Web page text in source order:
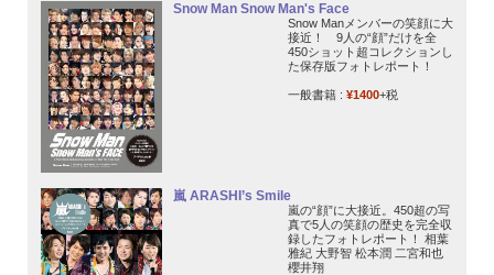
Snow Man Snow Man's Face
Snow Manメンバーの笑顔に大
接近！ 9人の“顔”だけを全
450ショット超コレクションし
た保存版フォトレポート！
一般書籍 : ¥1400+税
嵐 ARASHI’s Smile
嵐の“顔”に大接近。450超の写
真で5人の笑顔の歴史を完全収
録したフォトレポート！ 相葉
雅紀 大野智 松本潤 二宮和也
櫻井翔